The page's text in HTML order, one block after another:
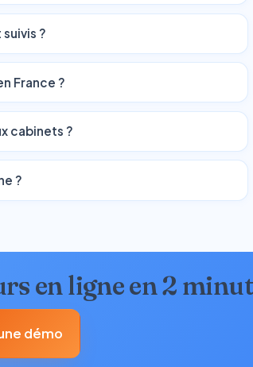
?
France ?
cabinets ?
?
en ligne en 2
démo